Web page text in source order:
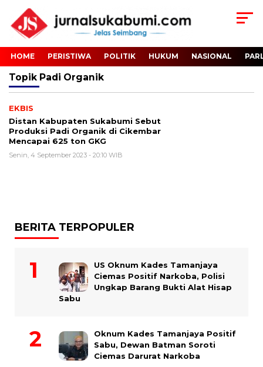
HOME PERISTIWA POLITIK HUKUM NASIONAL
Topik Padi Organik
EKBIS
Distan Kabupaten Sukabumi Sebut
Produksi Padi Organik di Cikembar
Mencapai 625 ton GKG
Senin, 4 September 2023 - 20:10 WIB
BERITA TERPOPULER
US Oknum Kades Tamanjaya
Ciemas Positif Narkoba, Polisi
Ungkap Barang Bukti Alat Hisap
Sabu
Oknum Kades Tamanjaya Positif
Sabu, Dewan Batman Soroti
Ciemas Darurat Narkoba